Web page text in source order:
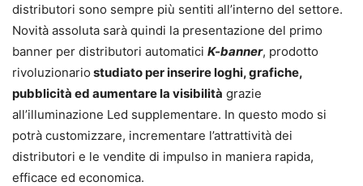
distributori sono sempre più sentiti all’interno del settore.
Novità assoluta sarà quindi la presentazione del primo
banner per distributori automatici K-banner, prodotto
rivoluzionario studiato per inserire loghi, grafiche,
pubblicità ed aumentare la visibilità grazie
all’illuminazione Led supplementare. In questo modo si
potrà customizzare, incrementare l’attrattività dei
distributori e le vendite di impulso in maniera rapida,
efficace ed economica.